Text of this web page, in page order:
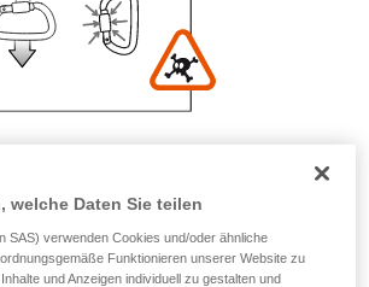
für Karabiner und
welche Daten Sie teilen
SAS) verwenden Cookies und/oder ähnliche
Funktionieren unserer Website zu
und Anzeigen individuell zu gestalten und